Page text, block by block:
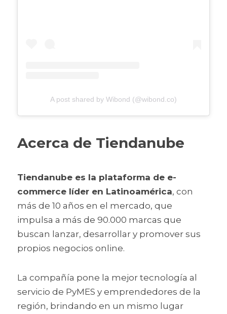
A post shared by Wibond (@wibond.co)
Acerca de Tiendanube
Tiendanube es la plataforma de e-
commerce líder en Latinoamérica, con
más de 10 años en el mercado, que
impulsa a más de 90.000 marcas que
buscan lanzar, desarrollar y promover sus
propios negocios online.
La compañía pone la mejor tecnología al
servicio de PyMES y emprendedores de la
región, brindando en un mismo lugar